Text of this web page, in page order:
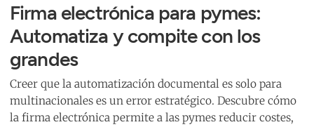
Firma electrónica para pymes:
Automatiza y compite con los
grandes
Creer que la automatización documental es solo para
multinacionales es un error estratégico. Descubre cómo
la firma electrónica permite a las pymes reducir costes,